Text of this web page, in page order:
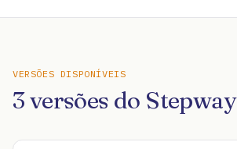
VERSÕES DISPONÍVEIS
3versões do Stepway